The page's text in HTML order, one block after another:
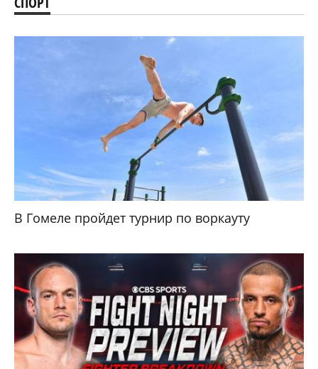
В Гомеле пройдет турнир по воркауту